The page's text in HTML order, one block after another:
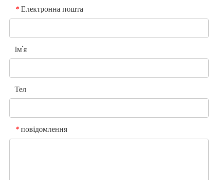
* Електронна пошта
Ім'я
Тел
* повідомлення